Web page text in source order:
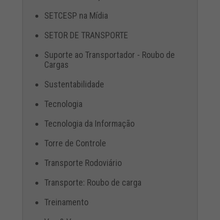
SETCESP na Mídia
SETOR DE TRANSPORTE
Suporte ao Transportador - Roubo de
Cargas
Sustentabilidade
Tecnologia
Tecnologia da Informação
Torre de Controle
Transporte Rodoviário
Transporte: Roubo de carga
Treinamento